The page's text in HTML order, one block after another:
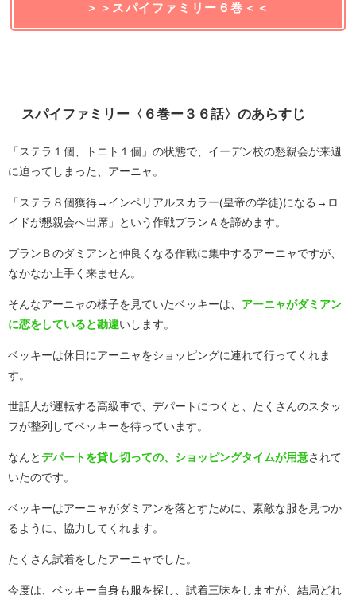
＞＞スパイファミリー６巻＜＜
スパイファミリー〈６巻ー３６話〉のあらすじ
「ステラ１個、トニト１個」の状態で、イーデン校の懇親会が来週
に迫ってしまった、アーニャ。
「ステラ８個獲得→インペリアルスカラー(皇帝の学徒)になる→ロ
イドが懇親会へ出席」という作戦プランＡを諦めます。
プランＢのダミアンと仲良くなる作戦に集中するアーニャですが、
なかなか上手く来ません。
そんなアーニャの様子を見ていたベッキーは、 アーニャがダミアン
に恋をしていると勘違いします。
ベッキーは休日にアーニャをショッピングに連れて行ってくれま
す。
世話人が運転する高級車で、デパートにつくと、たくさんのスタッ
フが整列してベッキーを待っています。
なんとデパートを貸し切っての、ショッピングタイムが用意されて
いたのです。
ベッキーはアーニャがダミアンを落とすために、素敵な服を見つか
るように、協力してくれます。
たくさん試着をしたアーニャでした。
今度は、ベッキー自身も服を探し、試着三昧をしますが、結局どれ